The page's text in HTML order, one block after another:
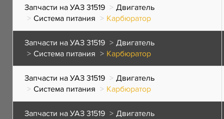
Запчасти на УАЗ 31519
Двигатель
Система питания
Карбюратор
Запчасти на УАЗ 31519
Двигатель
Система питания
Карбюратор
Запчасти на УАЗ 31519
Двигатель
Система питания
Карбюратор
Запчасти на УАЗ 31519
Двигатель